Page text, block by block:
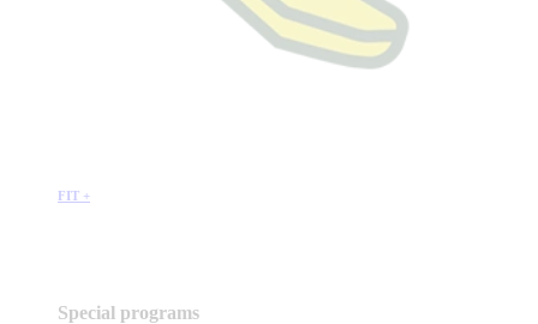
FIT +
Special programs